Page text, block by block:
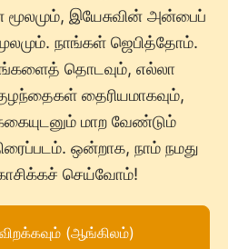
மூலமும், இயேசுவின் அன்பைப்
நாங்கள் ஜெபித்தோம்.
தொடவும், எல்லா
தைரியமாகவும்,
மாற வேண்டும்
ஒன்றாக, நாம் நமது
செய்வோம்!
(ஆங்கிலம்)